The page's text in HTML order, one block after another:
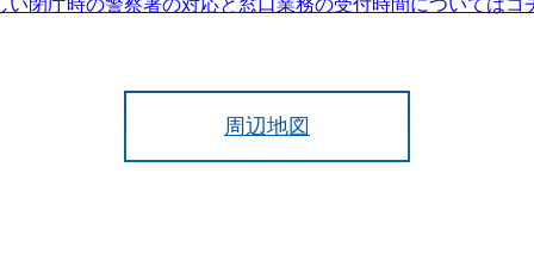
い閉庁時の警察署の対応と窓口業務の受付時間についてはコ
周辺地図